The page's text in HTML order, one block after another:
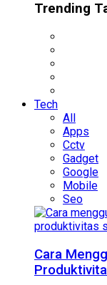
Trending
Tech
All
Apps
Cctv
Gadget
Google
Mobile
Seo
Cara